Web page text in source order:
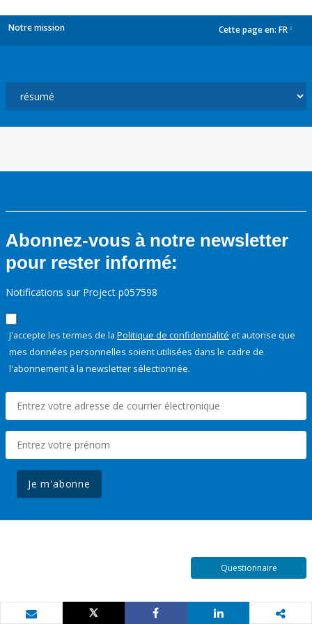
Notre mission Cette page en: FR
Abonnez-vous à notre newsletter
pour rester informé:
Notifications sur Project p057598
J'accepte les termes de la Politique de confidentialité et autorise que
mes données personnelles soient utilisées dans le cadre de
l'abonnement à la newsletter sélectionnée.
Je m'abonne
Questionnaire